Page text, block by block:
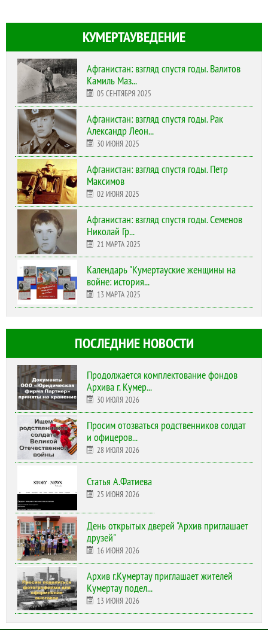
КУМЕРТАУВЕДЕНИЕ
Афганистан: взгляд спустя годы. Валитов
Камиль Маз...
05 СЕНТЯБРЯ 2025
Афганистан: взгляд спустя годы. Рак
Александр Леон...
30 ИЮНЯ 2025
Афганистан: взгляд спустя годы. Петр
Максимов
02 ИЮНЯ 2025
Афганистан: взгляд спустя годы. Семенов
Николай Гр...
21 МАРТА 2025
Календарь "Кумертауские женщины на
войне: история...
13 МАРТА 2025
ПОСЛЕДНИЕ НОВОСТИ
Продолжается комплектование фондов
Архива г. Кумер...
30 ИЮЛЯ 2026
Просим отозваться родственников солдат
и офицеров...
28 ИЮЛЯ 2026
Статья А.Фатиева
25 ИЮНЯ 2026
День открытых дверей "Архив приглашает
друзей"
16 ИЮНЯ 2026
Архив г.Кумертау приглашает жителей
Кумертау подел...
13 ИЮНЯ 2026